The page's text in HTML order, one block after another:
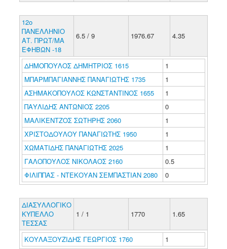
12ο
ΠΑΝΕΛΛΗΝΙΟ
ΑΤ. ΠΡΩΤ/ΜΑ
ΕΦΗΒΩΝ -18
6.5 / 9 1976.67 4.35
ΔΗΜΟΠΟΥΛΟΣ ΔΗΜΗΤΡΙΟΣ 1615
1
ΜΠΑΡΜΠΑΓΙΑΝΝΗΣ ΠΑΝΑΓΙΩΤΗΣ 1735
1
ΑΣΗΜΑΚΟΠΟΥΛΟΣ ΚΩΝΣΤΑΝΤΙΝΟΣ 1655
1
ΠΑΥΛΙΔΗΣ ΑΝΤΩΝΙΟΣ 2205
0
ΜΑΛΙΚΕΝΤΖΟΣ ΣΩΤΗΡΗΣ 2060
1
ΧΡΙΣΤΟΔΟΥΛΟΥ ΠΑΝΑΓΙΩΤΗΣ 1950
1
ΧΩΜΑΤΙΔΗΣ ΠΑΝΑΓΙΩΤΗΣ 2025
1
ΓΑΛΟΠΟΥΛΟΣ ΝΙΚΟΛΑΟΣ 2160
0.5
ΦΙΛΙΠΠΑΣ - ΝΤΕΚΟΥΑΝ ΣΕΜΠΑΣΤΙΑΝ 2080
0
ΔΙΑΣΥΛΛΟΓΙΚΟ
ΚΥΠΕΛΛΟ
ΤΕΣΣΑΣ
1 / 1 1770 1.65
ΚΟΥΛΑΞΟΥΖΙΔΗΣ ΓΕΩΡΓΙΟΣ 1760 1